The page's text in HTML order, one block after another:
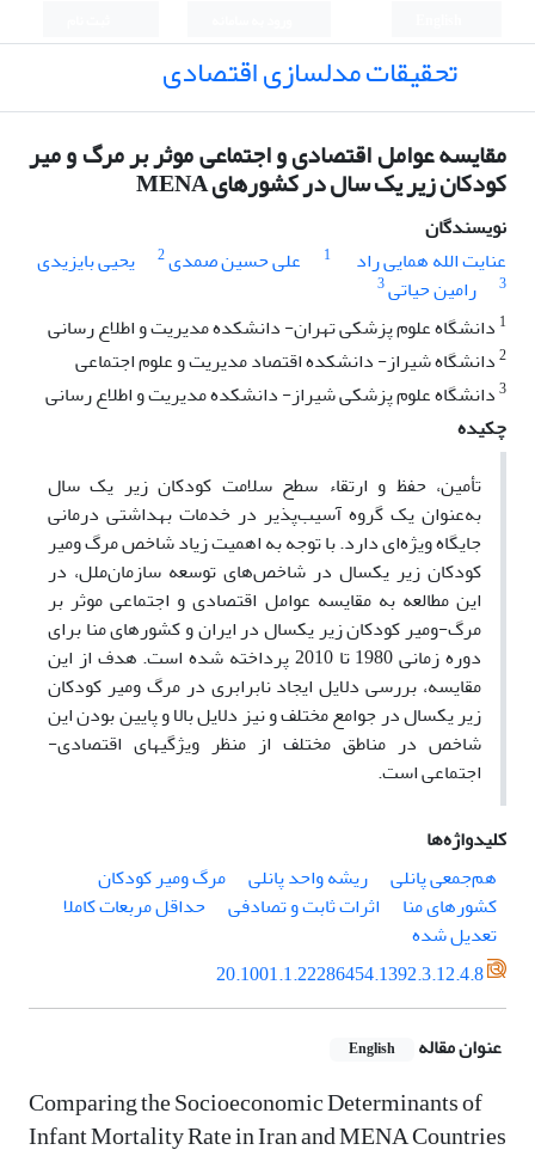
تحقیقات مدلسازی اقتصادی
مقایسه عوامل اقتصادی و اجتماعی موثر بر مرگ و میر
کودکان زیر یک سال در کشورهای MENA
نویسندگان
عنایت الله همایی راد
1 علی حسین صمدی2 یحیی بایزیدی
3 رامین حیاتی3
1 دانشگاه علوم پزشکی تهران- دانشکده مدیریت و اطلاع رسانی
2دانشگاه شیراز- دانشکده اقتصاد مدیریت و علوم اجتماعی
3دانشگاه علوم پزشکی شیراز- دانشکده مدیریت و اطلاع رسانی
چکیده
تأمین، حفظ و ارتقاء سطح سلامت کودکان زیر یک سال
به‌عنوان یک گروه آسیب‌پذیر در خدمات بهداشتی درمانی
جایگاه ویژه‌ای دارد. با توجه به اهمیت زیاد شاخص مرگ ومیر
کودکان زیر یکسال در شاخص‌های توسعه سازمان‌ملل، در
این مطالعه به مقایسه عوامل اقتصادی و اجتماعی موثر بر
مرگ-ومیر کودکان زیر یکسال در ایران و کشورهای منا برای
دوره زمانی 1980 تا 2010 پرداخته شده است. هدف از این
مقایسه، بررسی دلایل ایجاد نابرابری در مرگ ومیر کودکان
زیر یکسال در جوامع مختلف و نیز دلایل بالا و پایین بودن این
شاخص در مناطق مختلف از منظر ویژگیهای اقتصادی-
اجتماعی است.
کلیدواژه‌ها
هم‌جمعی پانلی
ریشه واحد پانلی
مرگ ومیر کودکان
کشورهای منا
اثرات ثابت و تصادفی
حداقل مربعات کاملا
تعدیل شده
20.1001.1.22286454.1392.3.12.4.8
عنوان مقاله English
Comparing the Socioeconomic Determinants of
Infant Mortality Rate in Iran and MENA Countries